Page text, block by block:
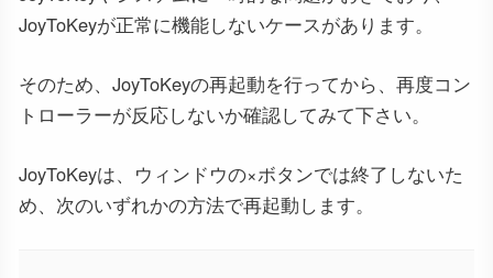
JoyToKeyが正常に機能しないケースがあります。
そのため、JoyToKeyの再起動を行ってから、再度コン
トローラーが反応しないか確認してみて下さい。
JoyToKeyは、ウィンドウの×ボタンでは終了しないた
め、次のいずれかの方法で再起動します。